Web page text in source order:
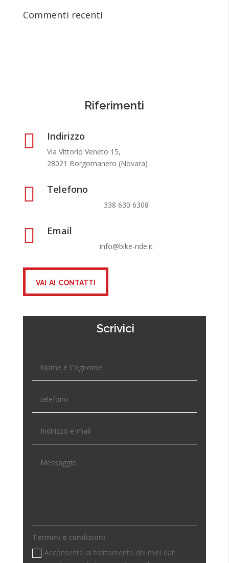
Commenti recenti
Riferimenti
 Indirizzo
Via Vittorio Veneto 15,
28021 Borgomanero (Novara)
 Telefono
338 630 6308
 Email
info@bike-ride.it
vai ai contatti
Scrivici
Termini e condizioni
Acconsento al trattamento dei miei dati